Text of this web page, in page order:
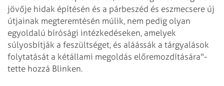
jövője hidak építésén és a párbeszéd és eszmecsere új
útjainak megteremtésén múlik, nem pedig olyan
egyoldalú bírósági intézkedéseken, amelyek
súlyosbítják a feszültséget, és aláássák a tárgyalások
folytatását a kétállami megoldás előremozdítására"-
tette hozzá Blinken.